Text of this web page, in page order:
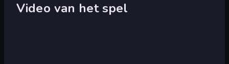
Video van het spel